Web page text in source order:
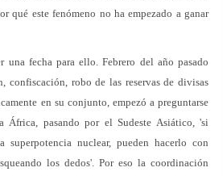
qué este fenómeno no ha empezado a ganar
una fecha para ello. Febrero del año pasado
confiscación, robo de las reservas de divisas
en su conjunto, empezó a preguntarse
África, pasando por el Sudeste Asiático, 'si
superpotencia nuclear, pueden hacerlo con
los dedos'. Por eso la coordinación